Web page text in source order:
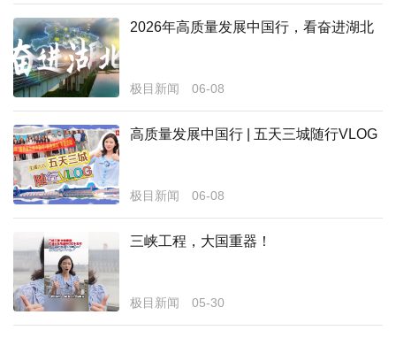
城建
科教
健康
相亲
汽车
消费
创意
2026年高质量发展中国行，看奋进湖北
极目新闻 06-08
高质量发展中国行 | 五天三城随行VLOG
极目新闻 06-08
三峡工程，大国重器！
极目新闻 05-30